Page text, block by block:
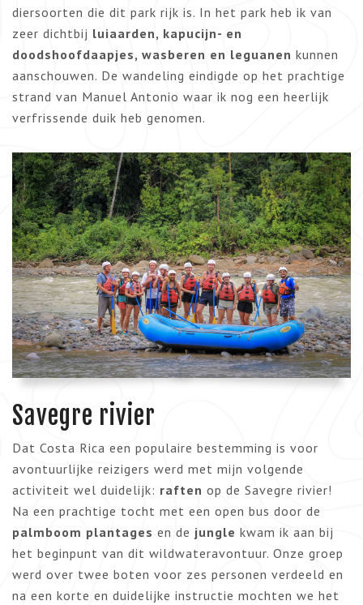
diersoorten die dit park rijk is. In het park heb ik van
zeer dichtbij luiaarden, kapucijn- en
doodshoofdaapjes, wasberen en leguanen kunnen
aanschouwen. De wandeling eindigde op het prachtige
strand van Manuel Antonio waar ik nog een heerlijk
verfrissende duik heb genomen.
Savegre rivier
Dat Costa Rica een populaire bestemming is voor
avontuurlijke reizigers werd met mijn volgende
activiteit wel duidelijk: raften op de Savegre rivier!
Na een prachtige tocht met een open bus door de
palmboom plantages en de jungle kwam ik aan bij
het beginpunt van dit wildwateravontuur. Onze groep
werd over twee boten voor zes personen verdeeld en
na een korte en duidelijke instructie mochten we het